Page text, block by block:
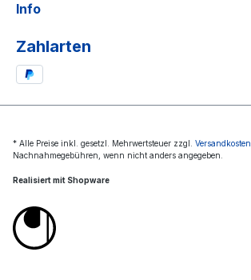
Info
Zahlarten
* Alle Preise inkl. gesetzl. Mehrwertsteuer zzgl. Versandkosten
Nachnahmegebühren, wenn nicht anders angegeben.
Realisiert mit Shopware